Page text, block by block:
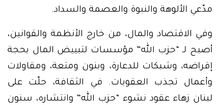
مدّعي الألوهة والنبوة والعصمة والسداد.
وفي الاقتصاد والمال، من خارج الأنظمة والقوانين،
أصبح لـ “حزب الله” مؤسسات لتبييض المال بحجة
إقراضه، وشبكات للدعارة، وبنون ومتعة، ومقاولات
وأعمال تجذب العقوبات. في الثقافة، حلّت على
لبنان زهاء عقود نشوء “حزب الله” وانتشاره، سنون